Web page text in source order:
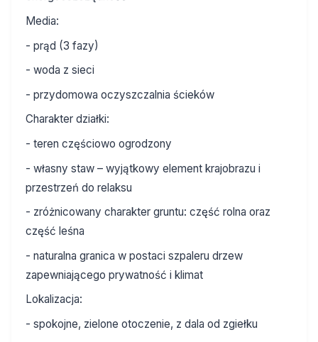
Media:
- prąd (3 fazy)
- woda z sieci
- przydomowa oczyszczalnia ścieków
Charakter działki:
- teren częściowo ogrodzony
- własny staw – wyjątkowy element krajobrazu i
przestrzeń do relaksu
- zróżnicowany charakter gruntu: część rolna oraz
część leśna
- naturalna granica w postaci szpaleru drzew
zapewniającego prywatność i klimat
Lokalizacja:
- spokojne, zielone otoczenie, z dala od zgiełku